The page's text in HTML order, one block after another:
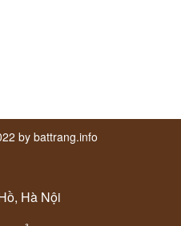
by battrang.info
Hà Nội